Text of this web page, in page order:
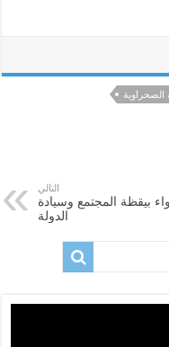
الصحراوية
التالي
بيقظة المجتمع وسيادة
الدولة